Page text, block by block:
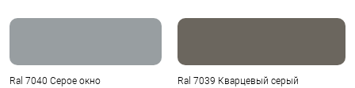
Ral 7040 Серое окно Ral 7039 Кварцевый серый